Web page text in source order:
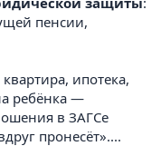
пенсии,
ипотека,
ребёнка —
в ЗАГСе
пронесёт»....